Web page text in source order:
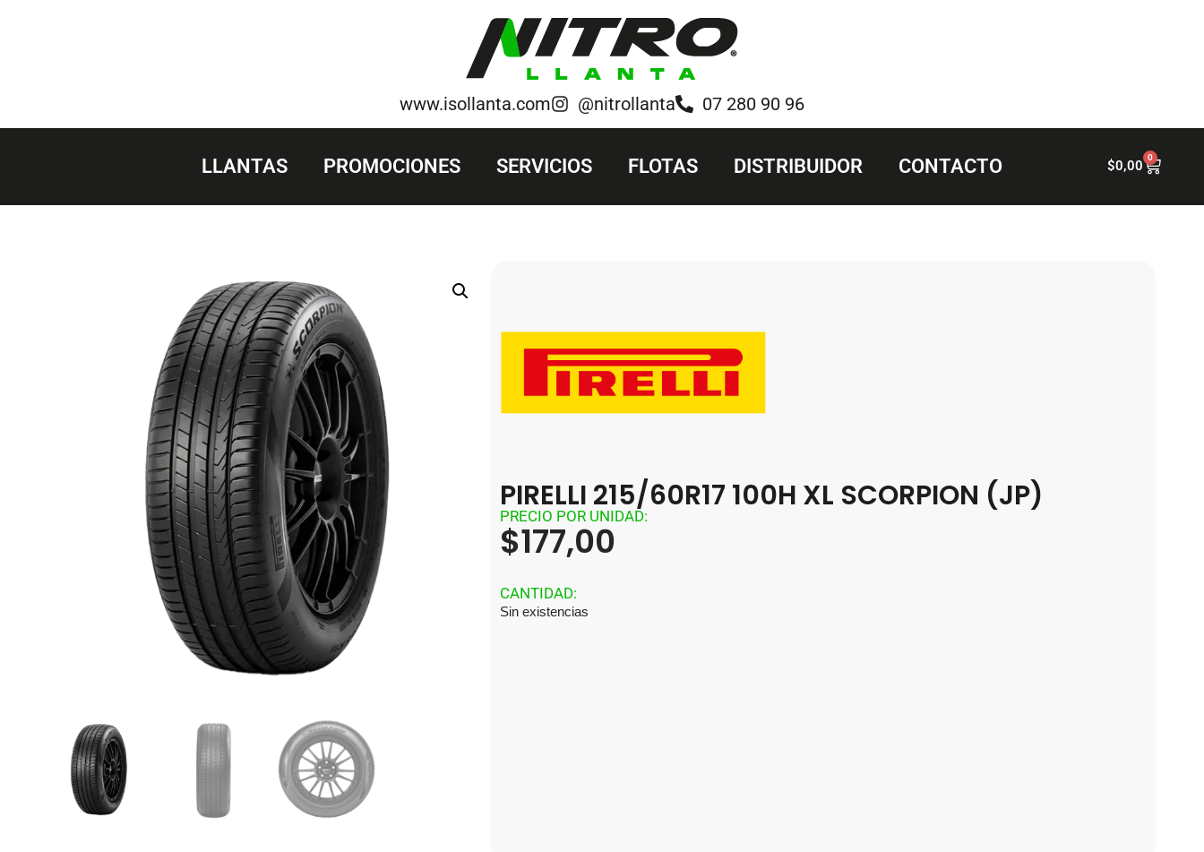
www.isollanta.com @nitrollanta 07 280 90 96
LLANTAS PROMOCIONES SERVICIOS FLOTAS DISTRIBUIDOR CONTACTO $0,00 0
PIRELLI 215/60R17 100H XL SCORPION (JP)
PRECIO POR UNIDAD:
$177,00
CANTIDAD:
Sin existencias